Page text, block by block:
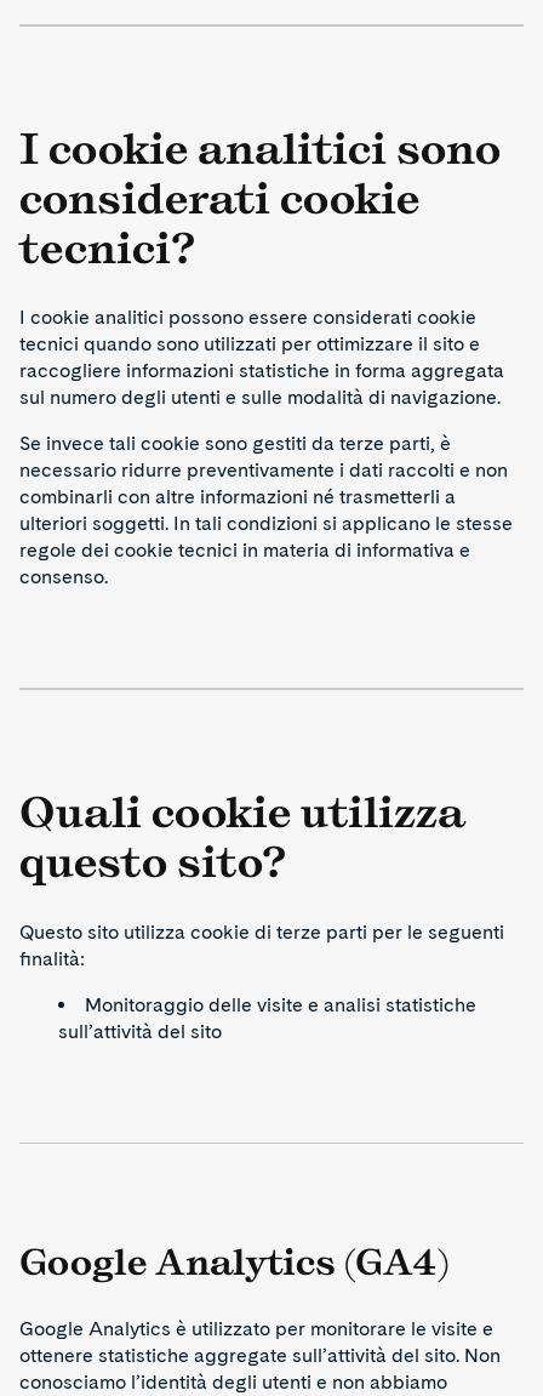
I cookie analitici sono
considerati cookie
tecnici?
I cookie analitici possono essere considerati cookie
tecnici quando sono utilizzati per ottimizzare il sito e
raccogliere informazioni statistiche in forma aggregata
sul numero degli utenti e sulle modalità di navigazione.
Se invece tali cookie sono gestiti da terze parti, è
necessario ridurre preventivamente i dati raccolti e non
combinarli con altre informazioni né trasmetterli a
ulteriori soggetti. In tali condizioni si applicano le stesse
regole dei cookie tecnici in materia di informativa e
consenso.
Quali cookie utilizza
questo sito?
Questo sito utilizza cookie di terze parti per le seguenti
finalità:
Monitoraggio delle visite e analisi statistiche
sull’attività del sito
Google Analytics (GA4)
Google Analytics è utilizzato per monitorare le visite e
ottenere statistiche aggregate sull’attività del sito. Non
conosciamo l’identità degli utenti e non abbiamo